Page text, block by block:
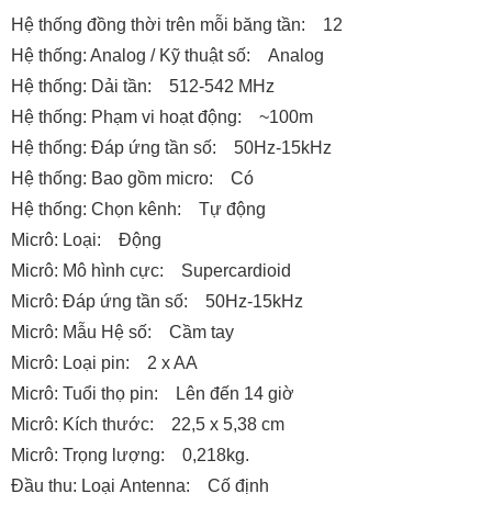
Hệ thống đồng thời trên mỗi băng tần: 12
Hệ thống: Analog / Kỹ thuật số: Analog
Hệ thống: Dải tần: 512-542 MHz
Hệ thống: Phạm vi hoạt động: ~100m
Hệ thống: Đáp ứng tần số: 50Hz-15kHz
Hệ thống: Bao gồm micro: Có
Hệ thống: Chọn kênh: Tự động
Micrô: Loại: Động
Micrô: Mô hình cực: Supercardioid
Micrô: Đáp ứng tần số: 50Hz-15kHz
Micrô: Mẫu Hệ số: Cầm tay
Micrô: Loại pin: 2 x AA
Micrô: Tuổi thọ pin: Lên đến 14 giờ
Micrô: Kích thước: 22,5 x 5,38 cm
Micrô: Trọng lượng: 0,218kg.
Đầu thu: Loại Antenna: Cố định